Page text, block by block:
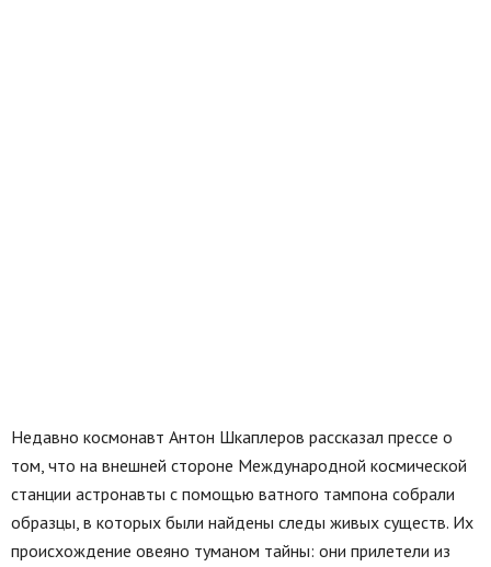
Недавно космонавт Антон Шкаплеров рассказал прессе о
том, что на внешней стороне Международной космической
станции астронавты с помощью ватного тампона собрали
образцы, в которых были найдены следы живых существ. Их
происхождение овеяно туманом тайны: они прилетели из